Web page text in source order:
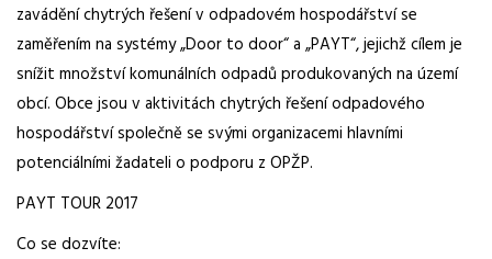
zavádění chytrých řešení v odpadovém hospodářství se
zaměřením na systémy „Door to door“ a „PAYT“, jejichž cílem je
snížit množství komunálních odpadů produkovaných na území
obcí. Obce jsou v aktivitách chytrých řešení odpadového
hospodářství společně se svými organizacemi hlavními
potenciálními žadateli o podporu z OPŽP.
PAYT TOUR 2017
Co se dozvíte: